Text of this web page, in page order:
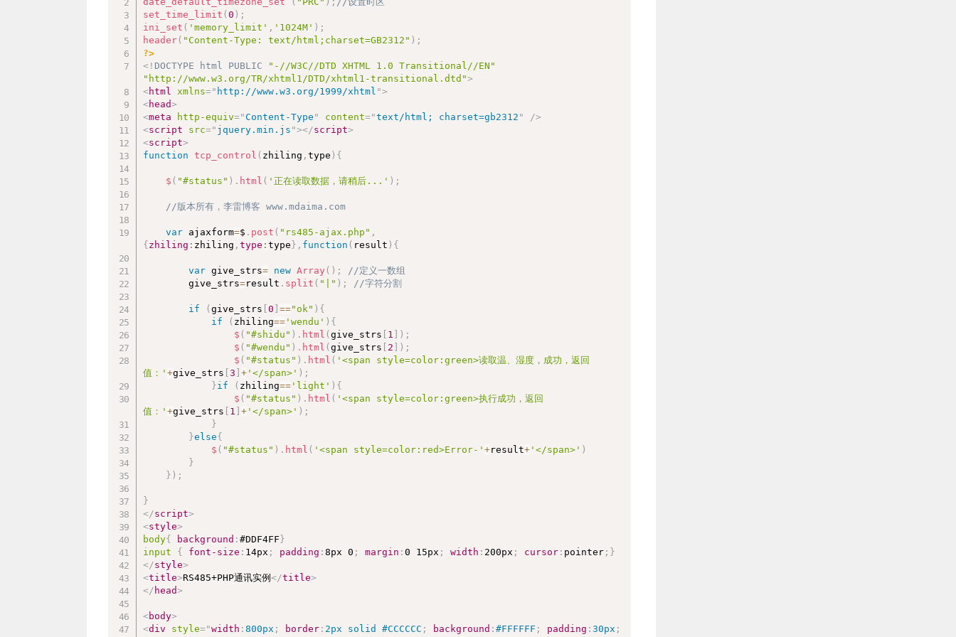
set_time_limit (0 ) ;
ini_set ( 'memory_limit' , '1024M' ) ;
header( "Content-Type: text/html;charset=GB2312" ) ;
?>
<! DOCTYPE html PUBLIC
"-//W3C//DTD XHTML 1.0 Transitional//EN"
"http://www.w3.org/TR/xhtml1/DTD/xhtml1-transitional.dtd">
<html xmlns=" http://www.w3.org/1999/xhtml ">
<head>
<meta http-equiv="Content-Type " content="text/html; charset=gb2312 "
/>
<script src=" jquery.min.js "></script>
<script>
function
tcp_control ( zhiling ,type ) {
$ ( "#status" ) . html ( '正在读取数据，请稍后...' ) ;
//版本所有，李雷博客 www.mdaima.com
var ajaxform=$ . post ( "rs485-ajax.php" ,
{ zhiling : zhiling ,type :type } , function ( result ) {
var give_strs= new Array ( ) ;
//定义一数组
		give_strs
=result . split ( "|" ) ; //字符分割
if (give_strs [0 ]=="ok" ) {
if
( zhiling== 'wendu' ) {
$ ( "#shidu" ) . html (give_strs 1 ) ;
$ ( "#wendu" ) . html (give_strs 2 ) ;
$ ( "#status" ) . html ( '<span style=color:green>读取温、湿度，成功，返回
值：'+give_strs [3 ]+ '</span>' ) ;
}if ( zhiling== 'light' ) {
$ ( "#status" ) . html ( '<span style=color:green>执行成功，返回
值：'+give_strs 1 ]+ '</span>' ) ;
}
}else{
$ ( "#status" ) . html ( '<span style=color:red>Error-'+result+ '</span>' )
}
} ) ;
}
</script>
<style>
body{ background :#DDF4FF }
input
{ font-size : 14px ; padding :8px 0 ; margin :0 15px ; width : 200px ; cursor : pointer ; }
</style>
<title>RS485+PHP通讯实例</title>
</ head>
<body>
<div style="width :800px ; border : 2px solid #CCCCCC ; background :#FFFFFF ; padding :30px ;